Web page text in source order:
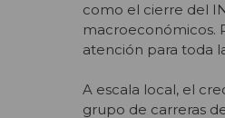
como el cierre del
macroeconómicos.
atención para toda
A escala local, el
grupo de carreras